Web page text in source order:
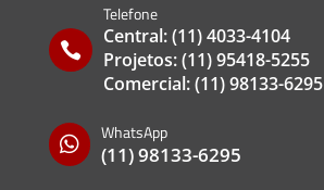

Telefone
Central:(11) 4033-4104
Projetos:(11) 95418-5255
Comercial:(11) 98133-6295

WhatsApp
(11) 98133-6295